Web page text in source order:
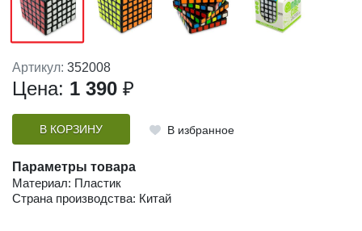
Артикул: 352008
Цена: 1 390 ₽
В КОРЗИНУ В избранное
Параметры товара
Материал: Пластик
Страна производства: Китай